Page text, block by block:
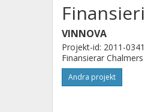
VINNOVA
Projekt-id: 2011-
Finansierar
Andra projekt